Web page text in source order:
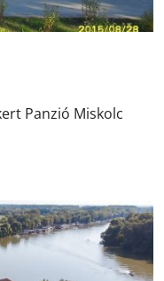
Panzió Miskolc